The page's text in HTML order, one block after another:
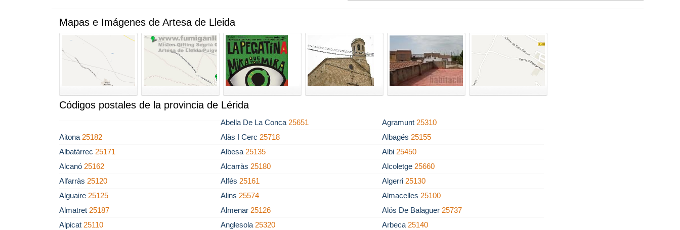
Mapas e Imágenes de Artesa de Lleida
Códigos postales de la provincia de Lérida
Abella De La Conca 25651 Agramunt 25310
Aitona 25182 Alàs I Cerc 25718 Albagés 25155
Albatàrrec 25171 Albesa 25135 Albi 25450
Alcanó 25162 Alcarràs 25180 Alcoletge 25660
Alfarràs 25120 Alfés 25161 Algerri 25130
Alguaire 25125 Alins 25574 Almacelles 25100
Almatret 25187 Almenar 25126 Alós De Balaguer 25737
Alpicat 25110 Anglesola 25320 Arbeca 25140